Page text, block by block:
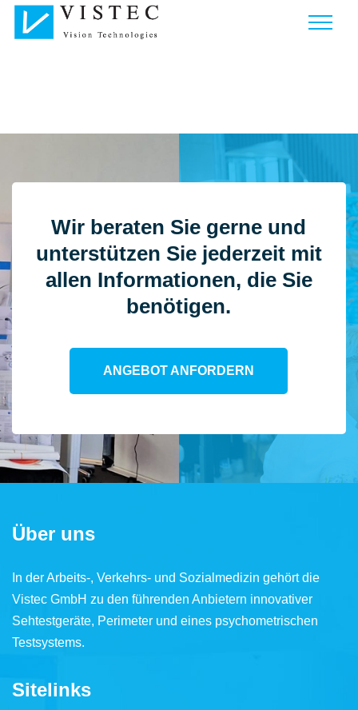
Wir beraten Sie gerne und
unterstützen Sie jederzeit mit
allen Informationen, die Sie
benötigen.
ANGEBOT ANFORDERN
Über uns
In der Arbeits-, Verkehrs- und Sozialmedizin gehört die
Vistec GmbH zu den führenden Anbietern innovativer
Sehtestgeräte, Perimeter und eines psychometrischen
Testsystems.
Sitelinks